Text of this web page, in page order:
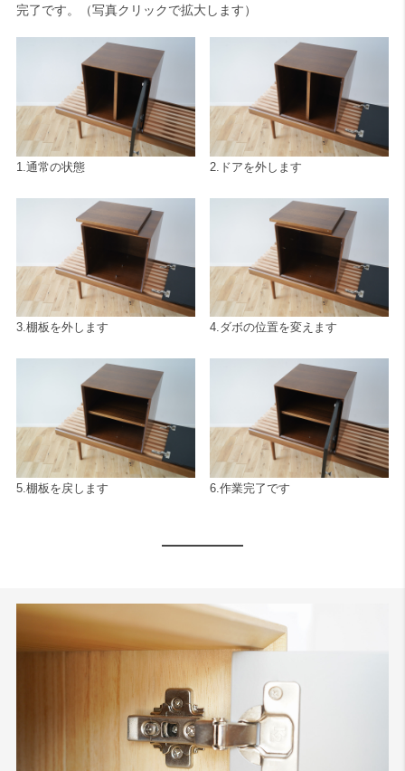
完了です。（写真クリックで拡大します）
1.通常の状態 2.ドアを外します
3.棚板を外します 4.ダボの位置を変えます
5.棚板を戻します 6.作業完了です